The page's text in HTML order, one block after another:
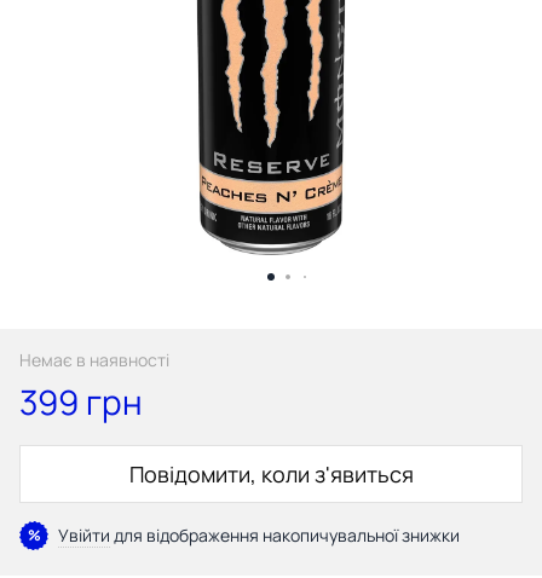
Немає в наявності
399 грн
Повідомити, коли з'явиться
% Увійти для відображення накопичувальної знижки